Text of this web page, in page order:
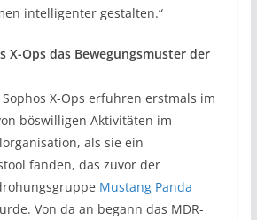
intelligenter gestalten.“
X-Ops das Bewegungsmuster der
X-Ops erfuhren erstmals im
böswilligen Aktivitäten im
als sie ein
fanden, das zuvor der
Mustang Panda
Von da an begann das MDR-